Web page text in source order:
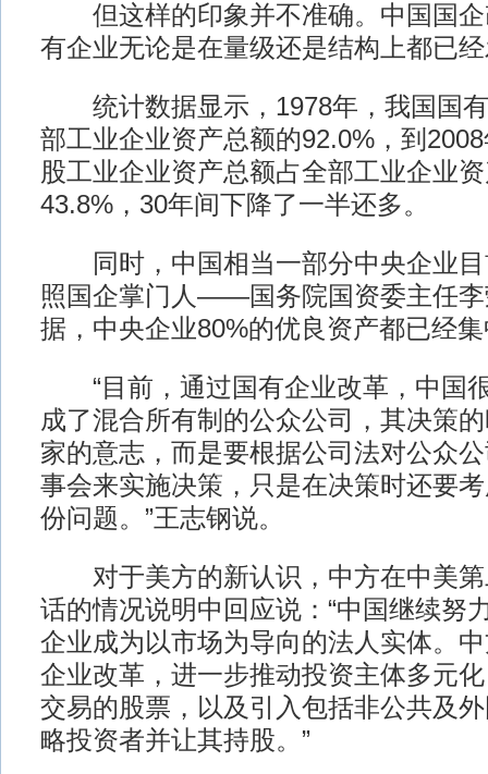
但这样的印象并不准确。中国国企
有企业无论是在量级还是结构上都已
统计数据显示，1978年，我国国有
部工业企业资产总额的92.0%，到
股工业企业资产总额占全部工业企业
43.8%，30年间下降了一半还多。
同时，中国相当一部分中央企业目
照国企掌门人——国务院国资委主任李
据，中央企业80%的优良资产都已经
“目前，通过国有企业改革，中国
成了混合所有制的公众公司，其决策
家的意志，而是要根据公司法对公众
事会来实施决策，只是在决策时还要
份问题。”王志钢说。
对于美方的新认识，中方在中美第
话的情况说明中回应说：“中国继续努
企业成为以市场为导向的法人实体。
企业改革，进一步推动投资主体多元
交易的股票，以及引入包括非公共及
略投资者并让其持股。”